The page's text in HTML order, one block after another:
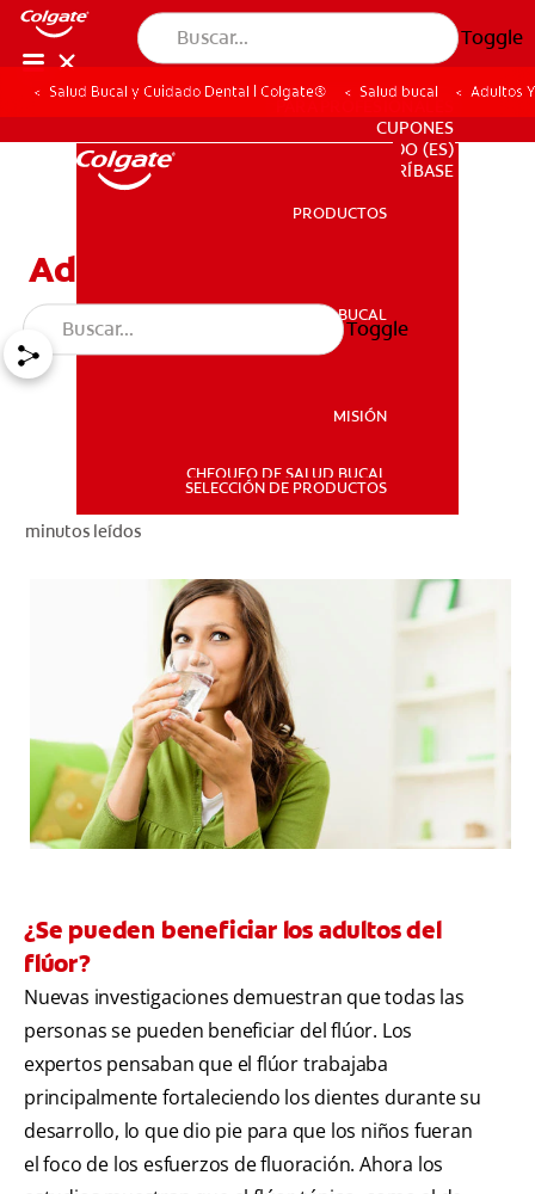
Toggle
SALUD BUCAL
SELECCIÓN DE PRODUCTOS
PARA PROFESIONALES
CUPONES
PARA PROFESIONALES
CUPONES
DO (ES)
SUSCRÍBASE
PRODUCTOS
SALUD BUCAL
MISIÓN
CHEQUEO DE SALUD BUCAL
SELECCIÓN DE PRODUCTOS
Toggle
Salud Bucal y Cuidado Dental | Colgate® Salud bucal Adultos
Adultos Y Flúor
minutos leídos
¿Se pueden beneficiar los adultos del
flúor?
Nuevas investigaciones demuestran que todas las
personas se pueden beneficiar del flúor. Los
expertos pensaban que el flúor trabajaba
principalmente fortaleciendo los dientes durante su
desarrollo, lo que dio pie para que los niños fueran
el foco de los esfuerzos de fluoración. Ahora los